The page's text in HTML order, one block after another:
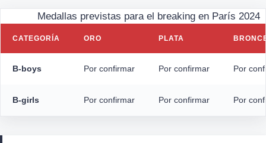
Medallas previstas para el breaking en París 2024
CATEGORÍA ORO PLATA
B-boys Por confirmar Por confirmar Por
B-girls Por confirmar Por confirmar Por